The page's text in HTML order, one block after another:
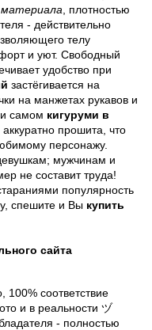
материала , плотностью
- действительно
телу
и уют. Свободный
удобство при
застёгивается на
на манжетах рукавов и
самом кигуруми в
аккуратно прошита, что
персонажу.
мужчинам и
не составит труда!
популярность
спешите и Вы купить
сайта
100% соответствие
и в реальности ヅ
- полностью